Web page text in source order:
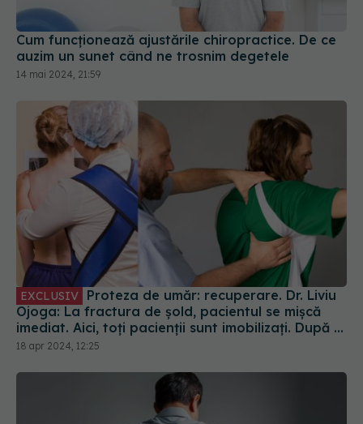
Cum funcționează ajustările chiropractice. De ce
auzim un sunet când ne trosnim degetele
14 mai 2024, 21:59
EXCLUSIV
Ojoga: La fractura de șold, pacientul se mișcă
imediat. Aici, toți pacienții sunt imobilizați. După 4
- 6 săptămâni încep recuperarea
18 apr 2024, 12:25